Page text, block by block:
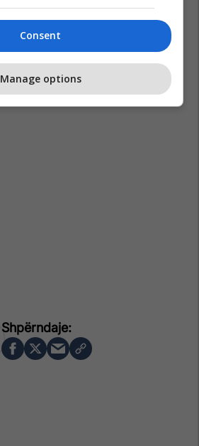
Consent
Manage options